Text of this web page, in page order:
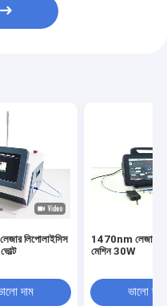
লিপোলাইসিস
দাম
1470nm লেজার
মেশিন 30W
ভালো দাম